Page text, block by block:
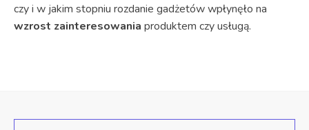
czy i w jakim stopniu rozdanie gadżetów wpłynęło na
wzrost zainteresowania produktem czy usługą.